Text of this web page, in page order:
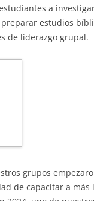
a
preparar estudios
de liderazgo grupal.
grupos
de capacitar a más